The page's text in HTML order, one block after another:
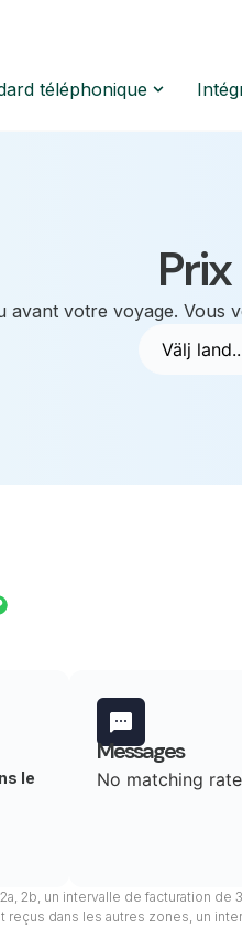
téléphonique
votre voyage. Vous
le
Messages
No matching
2b, un intervalle de facturation
dans les autres zones, un